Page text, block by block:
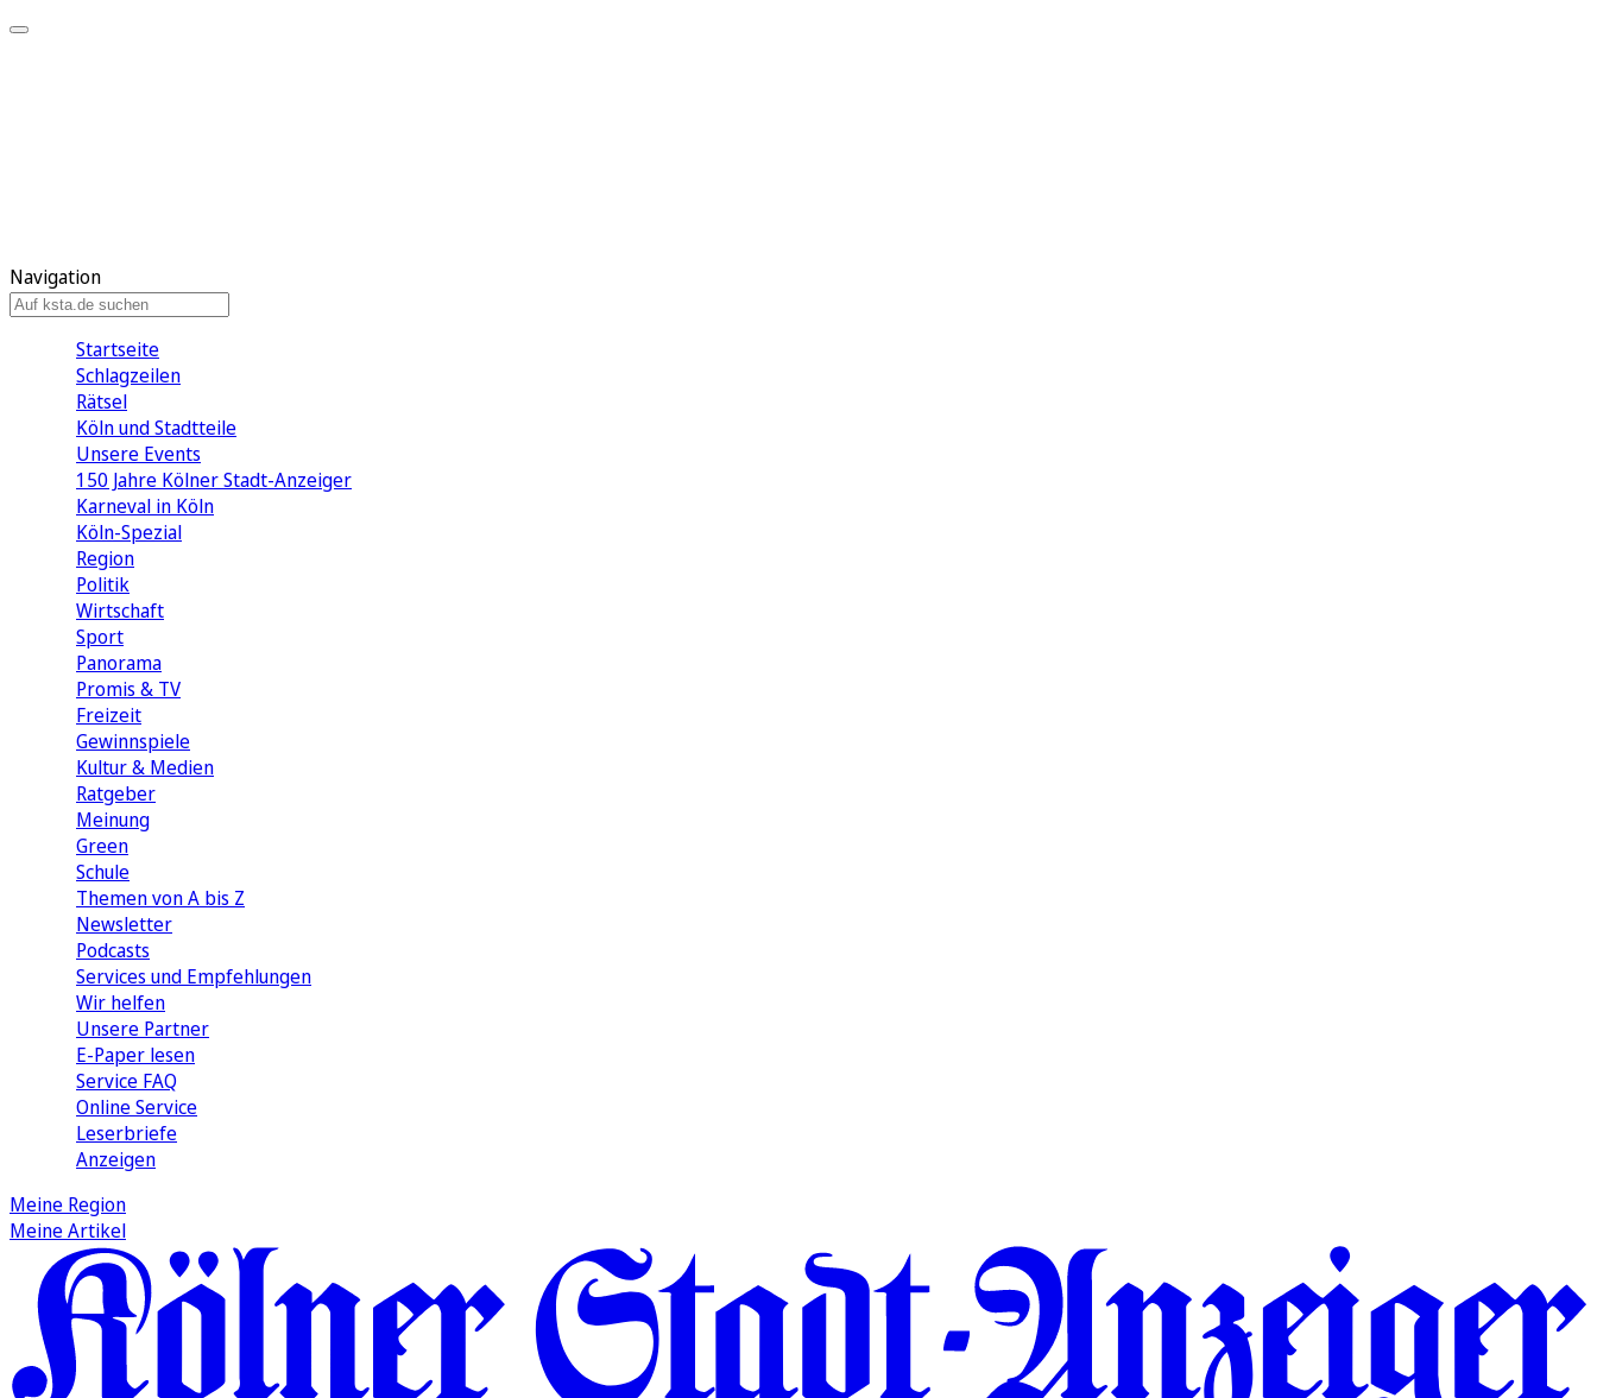
Navigation
Startseite
Schlagzeilen
Rätsel
Köln und Stadtteile
Unsere Events
150 Jahre Kölner Stadt-Anzeiger
Karneval in Köln
Köln-Spezial
Region
Politik
Wirtschaft
Sport
Panorama
Promis & TV
Freizeit
Gewinnspiele
Kultur & Medien
Ratgeber
Meinung
Green
Schule
Themen von A bis Z
Newsletter
Podcasts
Services und Empfehlungen
Wir helfen
Unsere Partner
E-Paper lesen
Service FAQ
Online Service
Leserbriefe
Anzeigen
Meine Region
Meine Artikel